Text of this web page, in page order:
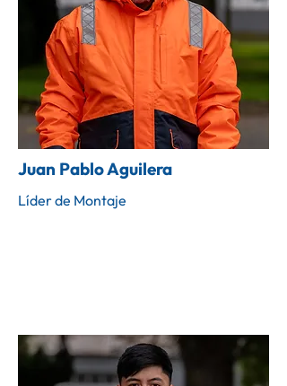
Juan Pablo Aguilera
Líder de Montaje